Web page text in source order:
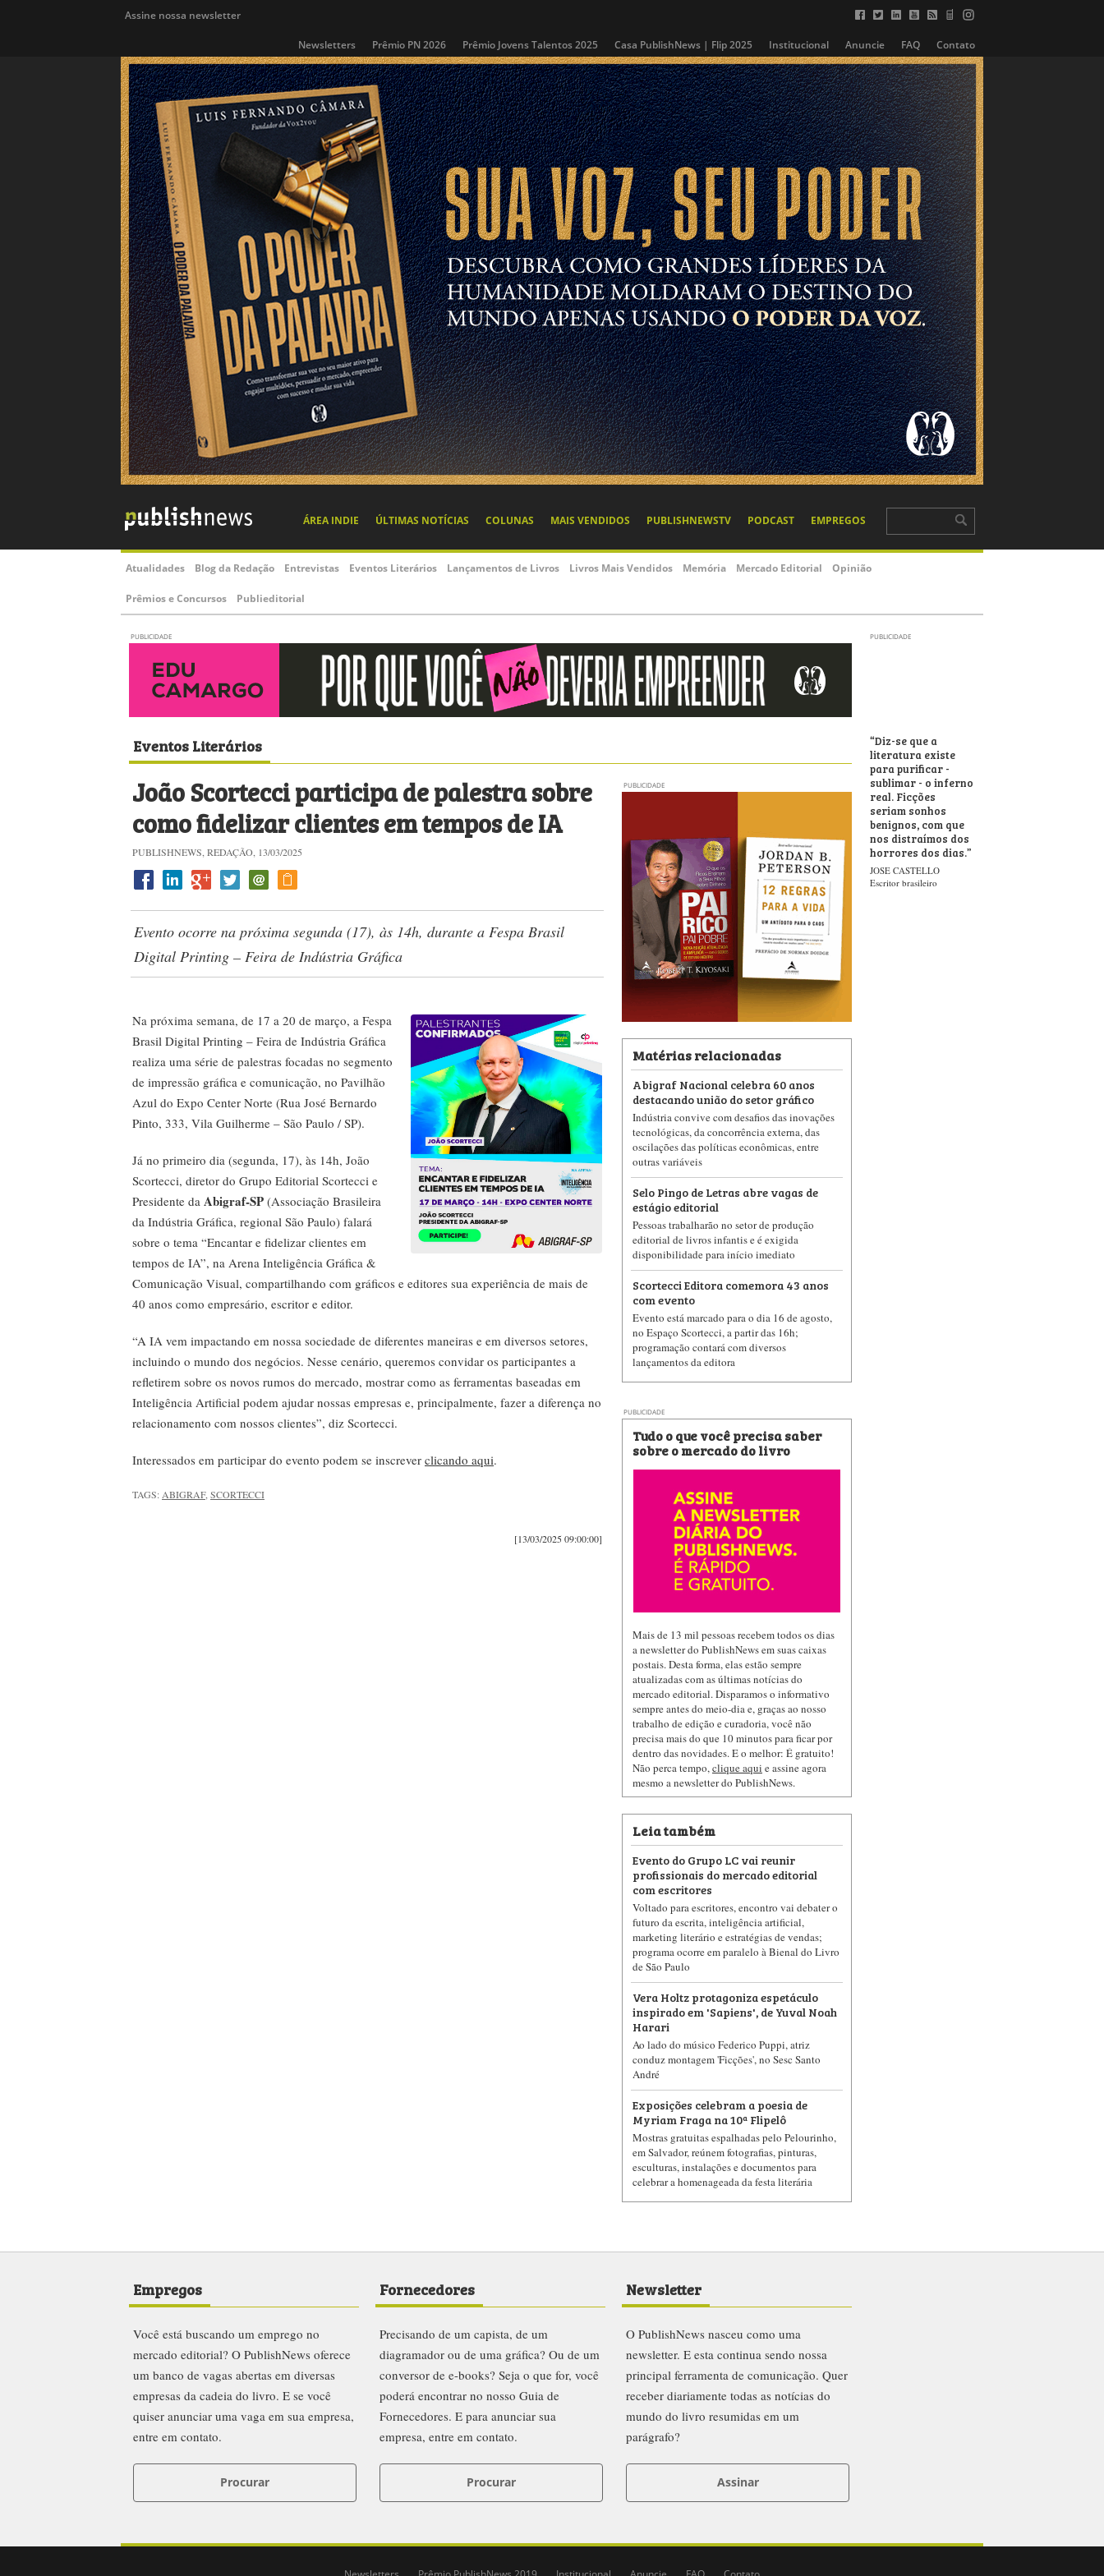
Assine nossa newsletter
Newsletters Prêmio PN 2026 Prêmio Jovens Talentos 2025 Casa PublishNews | Flip 2025 Institucional Anuncie FAQ Contato
ÁREA INDIE ÚLTIMAS NOTÍCIAS COLUNAS MAIS VENDIDOS PUBLISHNEWSTV PODCAST EMPREGOS
Atualidades Blog da Redação Entrevistas Eventos Literários Lançamentos de Livros Livros Mais Vendidos Memória Mercado Editorial Opinião
Prêmios e Concursos Publieditorial
PUBLICIDADE PUBLICIDADE
Eventos Literários
João Scortecci participa de palestra sobre
como fidelizar clientes em tempos de IA
PUBLISHNEWS, REDAÇÃO, 13/03/2025
Evento ocorre na próxima segunda (17), às 14h, durante a Fespa Brasil
Digital Printing – Feira de Indústria Gráfica
Na próxima semana, de 17 a 20 de março, a Fespa
Brasil Digital Printing – Feira de Indústria Gráfica
realiza uma série de palestras focadas no segmento
de impressão gráfica e comunicação, no Pavilhão
Azul do Expo Center Norte (Rua José Bernardo
Pinto, 333, Vila Guilherme – São Paulo / SP).
Já no primeiro dia (segunda, 17), às 14h, João
Scortecci, diretor do Grupo Editorial Scortecci e
Presidente da Abigraf-SP (Associação Brasileira
da Indústria Gráfica, regional São Paulo) falará
sobre o tema “Encantar e fidelizar clientes em
tempos de IA”, na Arena Inteligência Gráfica &
Comunicação Visual, compartilhando com gráficos e editores sua experiência de mais de
40 anos como empresário, escritor e editor.
“A IA vem impactando em nossa sociedade de diferentes maneiras e em diversos setores,
incluindo o mundo dos negócios. Nesse cenário, queremos convidar os participantes a
refletirem sobre os novos rumos do mercado, mostrar como as ferramentas baseadas em
Inteligência Artificial podem ajudar nossas empresas e, principalmente, fazer a diferença no
relacionamento com nossos clientes”, diz Scortecci.
Interessados em participar do evento podem se inscrever clicando aqui.
TAGS: ABIGRAF, SCORTECCI
[13/03/2025 09:00:00]
PUBLICIDADE
Matérias relacionadas
Abigraf Nacional celebra 60 anos
destacando união do setor gráfico
Indústria convive com desafios das inovações
tecnológicas, da concorrência externa, das
oscilações das políticas econômicas, entre
outras variáveis
Selo Pingo de Letras abre vagas de
estágio editorial
Pessoas trabalharão no setor de produção
editorial de livros infantis e é exigida
disponibilidade para início imediato
Scortecci Editora comemora 43 anos
com evento
Evento está marcado para o dia 16 de agosto,
no Espaço Scortecci, a partir das 16h;
programação contará com diversos
lançamentos da editora
PUBLICIDADE
Tudo o que você precisa saber
sobre o mercado do livro
Mais de 13 mil pessoas recebem todos os dias
a newsletter do PublishNews em suas caixas
postais. Desta forma, elas estão sempre
atualizadas com as últimas notícias do
mercado editorial. Disparamos o informativo
sempre antes do meio-dia e, graças ao nosso
trabalho de edição e curadoria, você não
precisa mais do que 10 minutos para ficar por
dentro das novidades. E o melhor: É gratuito!
Não perca tempo,clique aqui e assine agora
mesmo a newsletter do PublishNews.
Leia também
Evento do Grupo LC vai reunir
profissionais do mercado editorial
com escritores
Voltado para escritores, encontro vai debater o
futuro da escrita, inteligência artificial,
marketing literário e estratégias de vendas;
programa ocorre em paralelo à Bienal do Livro
de São Paulo
Vera Holtz protagoniza espetáculo
inspirado em 'Sapiens', de Yuval Noah
Harari
Ao lado do músico Federico Puppi, atriz
conduz montagem 'Ficções', no Sesc Santo
André
Exposições celebram a poesia de
Myriam Fraga na 10ª Flipelô
Mostras gratuitas espalhadas pelo Pelourinho,
em Salvador, reúnem fotografias, pinturas,
esculturas, instalações e documentos para
celebrar a homenageada da festa literária
“Diz-se que a
literatura existe
para purificar -
sublimar - o inferno
real. Ficções
seriam sonhos
benignos, com que
nos distraímos dos
horrores dos dias.”
JOSE CASTELLO
Escritor brasileiro
Empregos
Você está buscando um emprego no
mercado editorial? O PublishNews oferece
um banco de vagas abertas em diversas
empresas da cadeia do livro. E se você
quiser anunciar uma vaga em sua empresa,
entre em contato.
Procurar
Fornecedores
Precisando de um capista, de um
diagramador ou de uma gráfica? Ou de um
conversor de e-books? Seja o que for, você
poderá encontrar no nosso Guia de
Fornecedores. E para anunciar sua
empresa, entre em contato.
Procurar
Newsletter
O PublishNews nasceu como uma
newsletter. E esta continua sendo nossa
principal ferramenta de comunicação. Quer
receber diariamente todas as notícias do
mundo do livro resumidas em um
parágrafo?
Assinar